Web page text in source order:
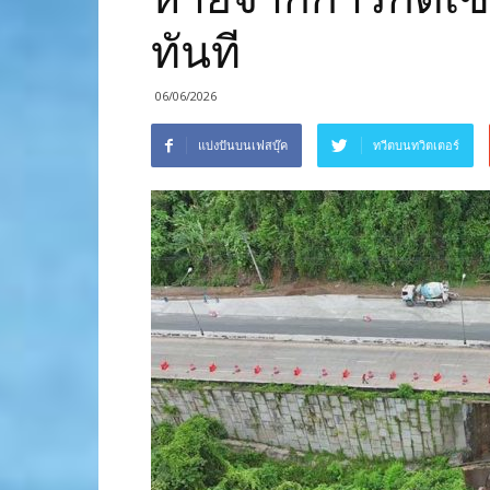
ทันที
06/06/2026
แบ่งปันบนเฟสบุ๊ค ทวีตบนทวิตเตอร์